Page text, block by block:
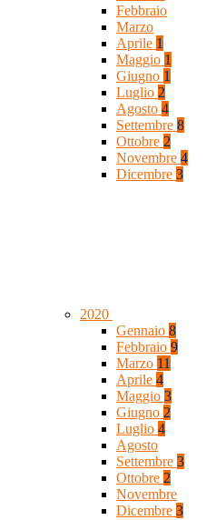
Febbraio
Marzo
Aprile 1
Maggio 1
Giugno 1
Luglio 2
Agosto 4
Settembre 8
Ottobre 2
Novembre 4
Dicembre 3
2020
Gennaio 8
Febbraio 9
Marzo 11
Aprile 4
Maggio 3
Giugno 2
Luglio 4
Agosto
Settembre 3
Ottobre 2
Novembre
Dicembre 3